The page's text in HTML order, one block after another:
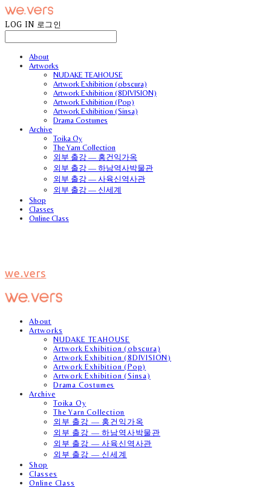
LOG IN 로그인
About
Artworks
NUDAKE TEAHOUSE
Artwork Exhibition (obscura)
Artwork Exhibition (8DIVISION)
Artwork Exhibition (Pop)
Artwork Exhibition (Sinsa)
Drama Costumes
Archive
Toika Oy
The Yarn Collection
외부 출강 — 홍건익가옥
외부 출강 — 하남역사박물관
외부 출강 — 사육신역사관
외부 출강 — 신세계
Shop
Classes
Online Class
we.vers
About
Artworks
NUDAKE TEAHOUSE
Artwork Exhibition (obscura)
Artwork Exhibition (8DIVISION)
Artwork Exhibition (Pop)
Artwork Exhibition (Sinsa)
Drama Costumes
Archive
Toika Oy
The Yarn Collection
외부 출강 — 홍건익가옥
외부 출강 — 하남역사박물관
외부 출강 — 사육신역사관
외부 출강 — 신세계
Shop
Classes
Online Class